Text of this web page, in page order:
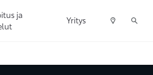
ja
Yritys